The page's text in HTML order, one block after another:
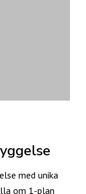
med unika
om 1-plan